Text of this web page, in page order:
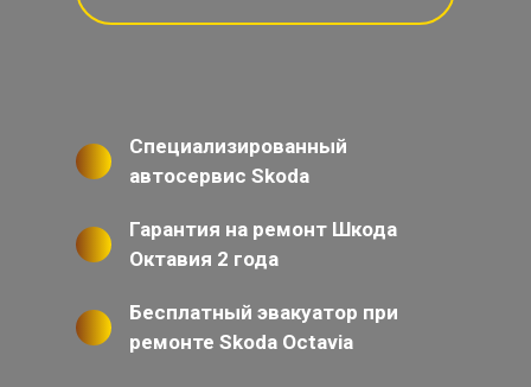
Специализированный
автосервис Skoda
Гарантия на ремонт Шкода
Октавия 2 года
Бесплатный эвакуатор при
ремонте Skoda Octavia